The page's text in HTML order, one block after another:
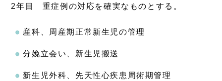
2年目 重症例の対応を確実なものとする。
産科、周産期正常新生児の管理
分娩立会い、新生児搬送
新生児外科、先天性心疾患周術期管理